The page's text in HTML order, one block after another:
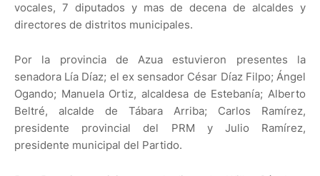
vocales, 7 diputados y mas de decena de alcaldes y
directores de distritos municipales.
Por la provincia de Azua estuvieron presentes la
senadora Lía Díaz; el ex sensador César Díaz Filpo; Ángel
Ogando; Manuela Ortiz, alcaldesa de Estebanía; Alberto
Beltré, alcalde de Tábara Arriba; Carlos Ramírez,
presidente provincial del PRM y Julio Ramírez,
presidente municipal del Partido.